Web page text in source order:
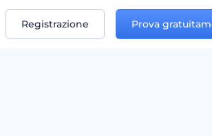
Registrazione Prova